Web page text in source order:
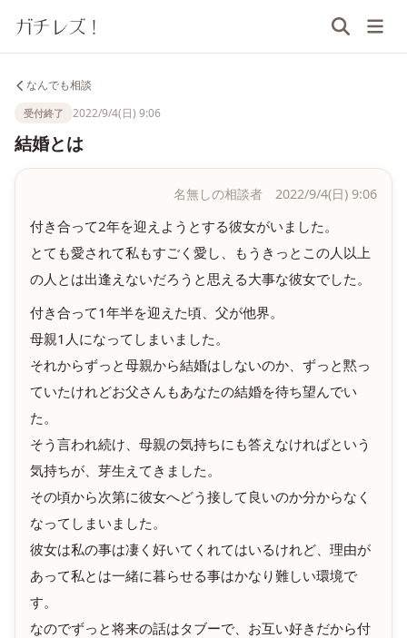
ガチレズ！
なんでも相談
受付終了 2022/9/4(日) 9:06
結婚とは
名無しの相談者 2022/9/4(日) 9:06
付き合って2年を迎えようとする彼女がいました。
とても愛されて私もすごく愛し、もうきっとこの人以上
の人とは出逢えないだろうと思える大事な彼女でした。
付き合って1年半を迎えた頃、父が他界。
母親1人になってしまいました。
それからずっと母親から結婚はしないのか、ずっと黙っ
ていたけれどお父さんもあなたの結婚を待ち望んでい
た。
そう言われ続け、母親の気持ちにも答えなければという
気持ちが、芽生えてきました。
その頃から次第に彼女へどう接して良いのか分からなく
なってしまいました。
彼女は私の事は凄く好いてくれてはいるけれど、理由が
あって私とは一緒に暮らせる事はかなり難しい環境で
す。
なのでずっと将来の話はタブーで、お互い好きだから付